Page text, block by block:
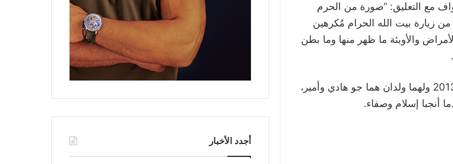
مع التعليق: “صورة من الحرم
زيارة بيت الله الحرام مُكرهين
والأوبئة ما ظهر منها وما بطن
ويذكر أن إخلاص هي زوجته الثانية وهو أعلن ارتباطه بها في العام 2013 ولهما ولدان هما جو هادي وأمير،
أنجبا إسلام وصفاء.
أجدد الأخبار